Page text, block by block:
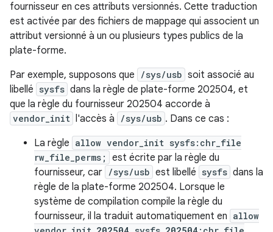
fournisseur en ces attributs versionnés. Cette traduction
est activée par des fichiers de mappage qui associent un
attribut versionné à un ou plusieurs types publics de la
plate-forme.
Par exemple, supposons que
/sys/usb soit associé au
libellé sysfs dans la règle de plate-forme 202504, et
que la règle du fournisseur 202504 accorde à
vendor_init l'accès à /sys/usb . Dans ce cas :
La règle allow vendor_init sysfs:chr_file
rw_file_perms;
est écrite par la règle du
fournisseur, car /sys/usb est libellé sysfs dans la
règle de la plate-forme 202504. Lorsque le
système de compilation compile la règle du
fournisseur, il la traduit automatiquement en allow